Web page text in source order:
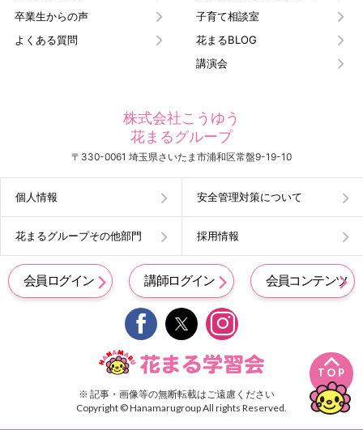
TOP
卒業生からの声
よくある質問
子育て相談室
花まるBLOG
講演会
株式会社こうゆう
花まるグループ
〒330-0061 埼玉県さいたま市浦和区常盤9-19-10
個人情報 安全管理対策について
花まるグループその他部門 採用情報
会員ログイン 講師ログイン 会員コンテンツ
 
※ 記事・画像等の無断転載はご遠慮ください
Copyright © Hanamarugroup All rights Reserved.